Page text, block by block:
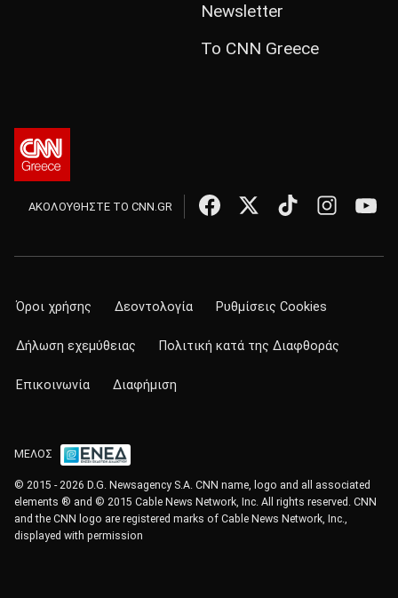
Newsletter
Το CNN Greece
ΑΚΟΛΟΥΘΗΣΤΕ ΤΟ CNN.GR
Όροι χρήσης Δεοντολογία Ρυθμίσεις Cookies
Δήλωση εχεμύθειας Πολιτική κατά της Διαφθοράς
Επικοινωνία Διαφήμιση
ΜΕΛΟΣ
© 2015 - 2026 D.G. Newsagency S.A. CNN name, logo and all associated
elements ® and © 2015 Cable News Network, Inc. All rights reserved. CNN
and the CNN logo are registered marks of Cable News Network, Inc.,
displayed with permission